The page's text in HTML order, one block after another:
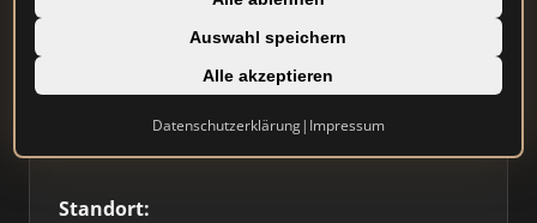
Auswahl speichern
Alle akzeptieren
Datenschutzerklärung| Impressum
⭐ Etabliert
Einzelner Makler
Standort: